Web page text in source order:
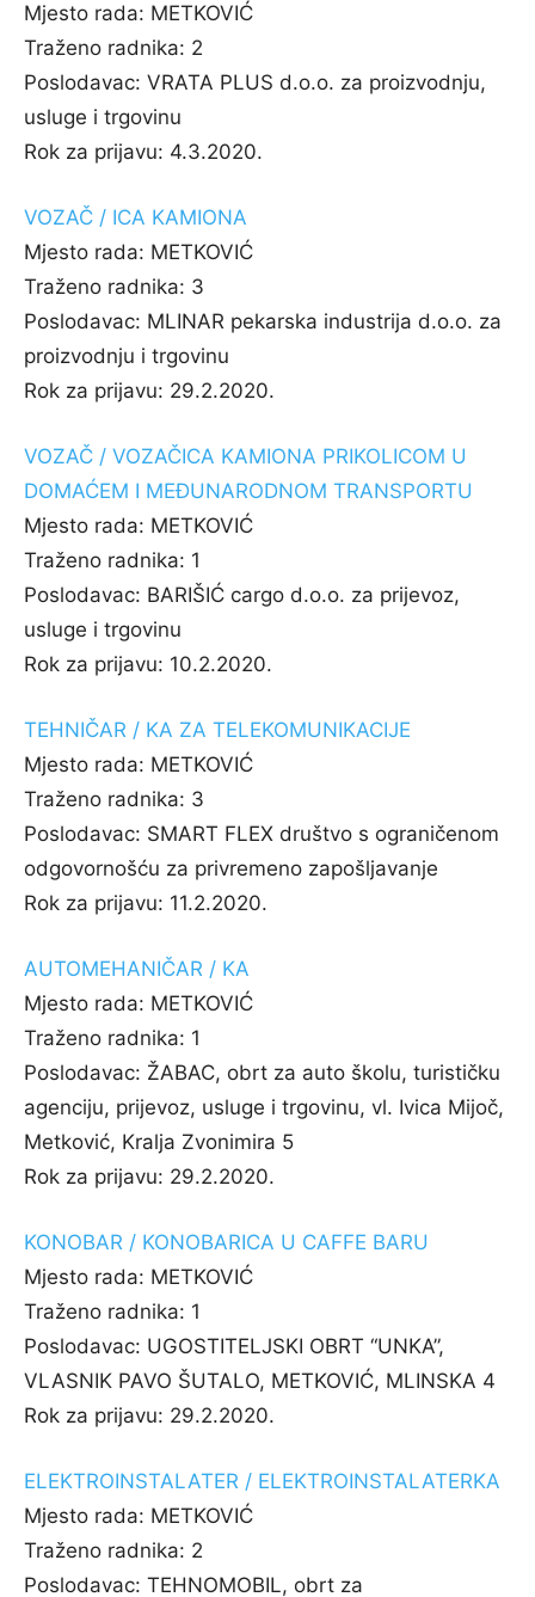
Mjesto rada: METKOVIĆ
Traženo radnika: 2
Poslodavac: VRATA PLUS d.o.o. za proizvodnju,
usluge i trgovinu
Rok za prijavu: 4.3.2020.
VOZAČ / ICA KAMIONA
Mjesto rada: METKOVIĆ
Traženo radnika: 3
Poslodavac: MLINAR pekarska industrija d.o.o. za
proizvodnju i trgovinu
Rok za prijavu: 29.2.2020.
VOZAČ / VOZAČICA KAMIONA PRIKOLICOM U
DOMAĆEM I MEĐUNARODNOM TRANSPORTU
Mjesto rada: METKOVIĆ
Traženo radnika: 1
Poslodavac: BARIŠIĆ cargo d.o.o. za prijevoz,
usluge i trgovinu
Rok za prijavu: 10.2.2020.
TEHNIČAR / KA ZA TELEKOMUNIKACIJE
Mjesto rada: METKOVIĆ
Traženo radnika: 3
Poslodavac: SMART FLEX društvo s ograničenom
odgovornošću za privremeno zapošljavanje
Rok za prijavu: 11.2.2020.
AUTOMEHANIČAR / KA
Mjesto rada: METKOVIĆ
Traženo radnika: 1
Poslodavac: ŽABAC, obrt za auto školu, turističku
agenciju, prijevoz, usluge i trgovinu, vl. Ivica Mijoč,
Metković, Kralja Zvonimira 5
Rok za prijavu: 29.2.2020.
KONOBAR / KONOBARICA U CAFFE BARU
Mjesto rada: METKOVIĆ
Traženo radnika: 1
Poslodavac: UGOSTITELJSKI OBRT “UNKA”,
VLASNIK PAVO ŠUTALO, METKOVIĆ, MLINSKA 4
Rok za prijavu: 29.2.2020.
ELEKTROINSTALATER / ELEKTROINSTALATERKA
Mjesto rada: METKOVIĆ
Traženo radnika: 2
Poslodavac: TEHNOMOBIL, obrt za